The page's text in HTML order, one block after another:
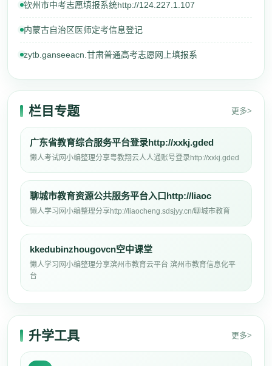
钦州市中考志愿填报系统http://124.227.1.107
内蒙古自治区医师定考信息登记
zytb.ganseeacn.甘肃普通高考志愿网上填报系
栏目专题 更多>
广东省教育综合服务平台登录http://xxkj.gded
懒人考试网小编整理分享粤教翔云人人通账号登录http://xxkj.gded
聊城市教育资源公共服务平台入口http://liaoc
懒人学习网小编整理分享http://liaocheng.sdsjyy.cn/聊城市教育
kkedubinzhougovcn空中课堂
懒人学习网小编整理分享滨州市教育云平台 滨州市教育信息化平
台
升学工具 更多>